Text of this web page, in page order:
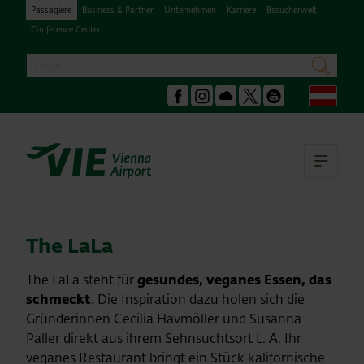
Passagiere Business & Partner Unternehmen Karriere
Besucherwelt
Conference Center
suchen
Facebook
Instagram
Podcast Youtube
The LaLa
The LaLa steht fürgesundes, veganes Essen, das
schmeckt. Die Inspiration dazu holen sich die
Gründerinnen Cecilia Havmöller und Susanna
Paller direkt aus ihrem Sehnsuchtsort L. A. Ihr
veganes Restaurant bringt ein Stück kalifornische